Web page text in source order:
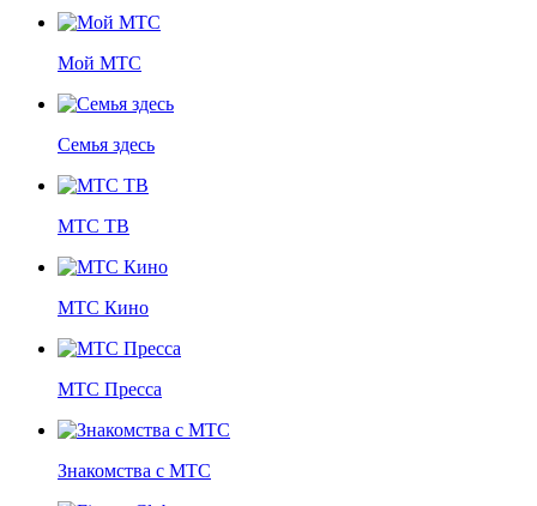
Мой МТС
Семья здесь
МТС ТВ
МТС Кино
МТС Пресса
Знакомства с МТС